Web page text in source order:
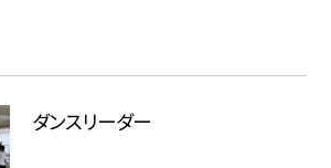
ダンスリーダー